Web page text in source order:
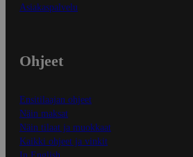
Asiakaspalvelu
Ohjeet
Ensitilaajan ohjeet
Näin maksat
Näin tilaat ja muokkaat
Kaikki ohjeet ja vinkit